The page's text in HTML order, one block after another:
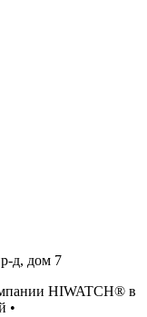
д, дом 7
HIWATCH® в
•